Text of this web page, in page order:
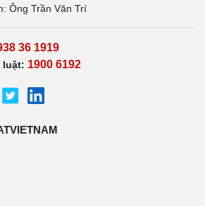
Ông Trần Văn Trí
36 1919
luật: 1900 6192